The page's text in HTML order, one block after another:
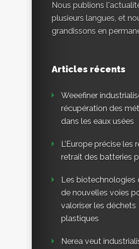
Nous publions
plusieurs langues, et
grandissons en
Articles récents
Weeefiner
récupération des
dans les eaux usées
L’Europe précise les
retrait des batteries
Les biotechnologies
de nouvelles voies
valoriser les déchets
plastiques
Nerea veut